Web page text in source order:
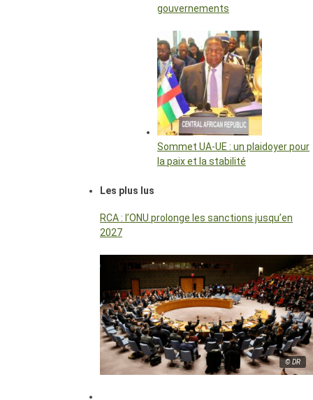
gouvernements
Sommet UA-UE : un plaidoyer pour
la paix et la stabilité
Les plus lus
RCA : l’ONU prolonge les sanctions jusqu’en
2027
© DR